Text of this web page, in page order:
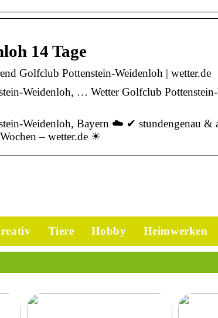
14 Tage
Golfclub Pottenstein-Weidenloh | wetter.de
Weidenloh, … Wetter Golfclub
Weidenloh, Bayern ☁️ ✔ stundengenau &
– wetter.de ☀
Tiere Hobby Heimwerken